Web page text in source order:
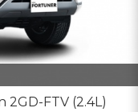
2GD-FTV (2.4L)